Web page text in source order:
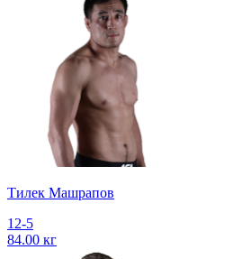
Тилек Машрапов
12-5
84.00 кг